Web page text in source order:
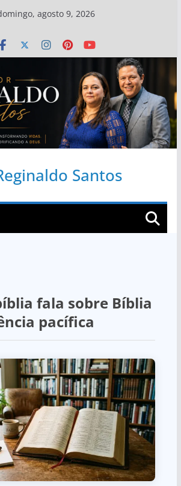
agosto 9, 2026
Santos
fala sobre Bíblia
pacífica